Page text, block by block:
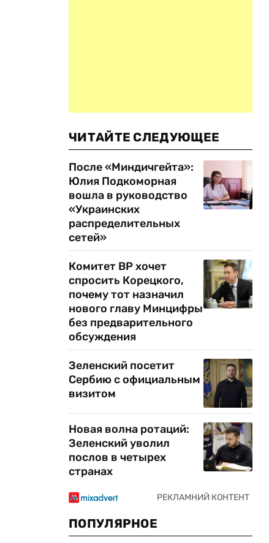
ЧИТАЙТЕ СЛЕДУЮЩЕЕ
После «Миндичгейта»:
Юлия Подкоморная
вошла в руководство
«Украинских
распределительных
сетей»
Комитет ВР хочет
спросить Корецкого,
почему тот назначил
нового главу Минцифры
без предварительного
обсуждения
Зеленский посетит
Сербию с официальным
визитом
Новая волна ротаций:
Зеленский уволил
послов в четырех
странах
ПОПУЛЯРНОЕ